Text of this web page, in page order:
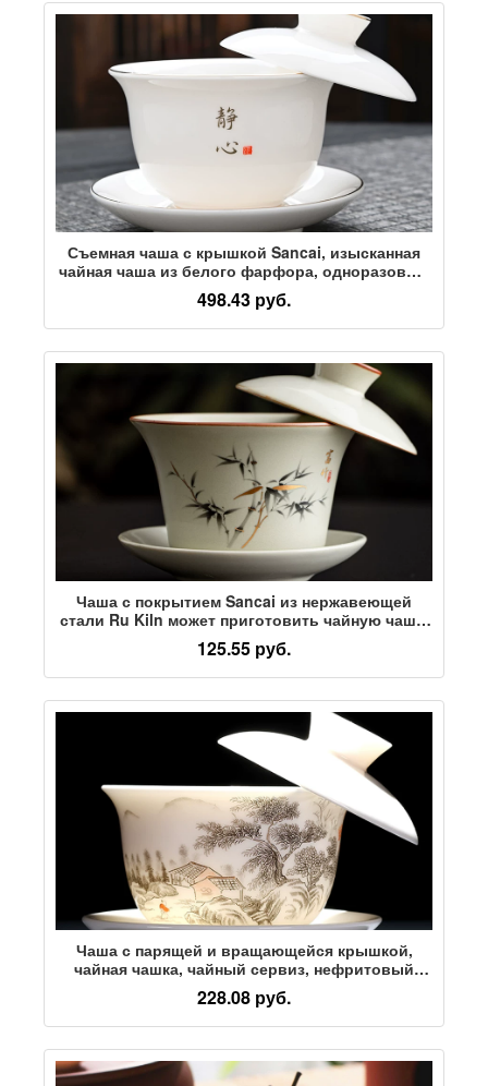
Съемная чаша с крышкой Sancai, изысканная
чайная чаша из белого фарфора, одноразовый
высококачественный чайный набор кунг-фу
для заваривания чая, бытовая керамическая
чайная чаша
498.43 руб.
Чаша с покрытием Sancai из нержавеющей
стали Ru Kiln может приготовить чайную чашу,
одиночный негорячий чайный сервиз Кунг-фу,
высококачественную бытовую керамическую
чайную чашу
125.55 руб.
Чаша с парящей и вращающейся крышкой,
чайная чашка, чайный сервиз, нефритовый
санкай из цельного сорта бараньего жира,
чайная чаша с крышкой, ручной чайник для
заваривания чая
228.08 руб.